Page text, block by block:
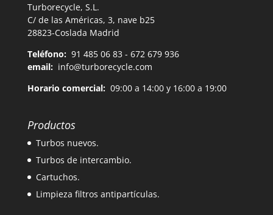
Turborecycle, S.L.
C/ de las Américas, 3, nave b25
28823-Coslada Madrid
Teléfono: 91 485 06 83 - 672 679 936
email: info@turborecycle.com
Horario comercial:09:00 a 14:00 y 16:00 a 19:00
Productos
Turbos nuevos.
Turbos de intercambio.
Cartuchos.
Limpieza filtros antipartículas.